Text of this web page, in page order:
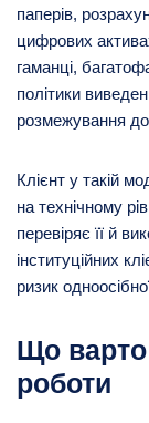
паперів,
цифрових
гаманці,
політики
розмежування
Клієнт у такій
на технічному
перевіряє її й
інституційних
ризик
Що варто
роботи